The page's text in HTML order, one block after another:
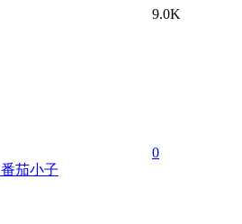
9.0K
0
番茄小子